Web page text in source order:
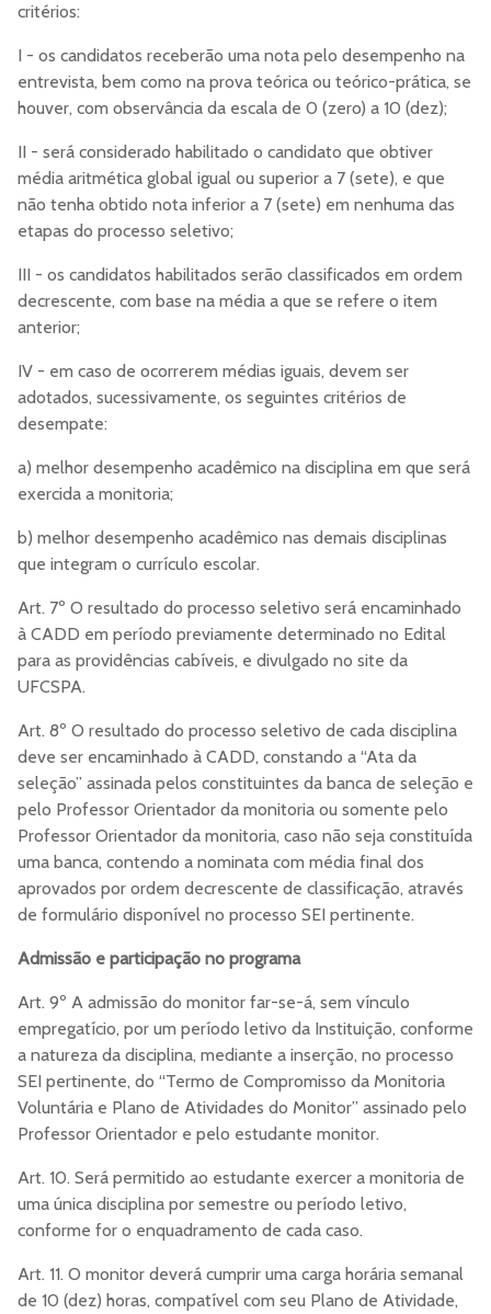
critérios:
I - os candidatos receberão uma nota pelo desempenho na
entrevista, bem como na prova teórica ou teórico-prática, se
houver, com observância da escala de 0 (zero) a 10 (dez);
II - será considerado habilitado o candidato que obtiver
média aritmética global igual ou superior a 7 (sete), e que
não tenha obtido nota inferior a 7 (sete) em nenhuma das
etapas do processo seletivo;
III - os candidatos habilitados serão classificados em ordem
decrescente, com base na média a que se refere o item
anterior;
IV - em caso de ocorrerem médias iguais, devem ser
adotados, sucessivamente, os seguintes critérios de
desempate:
a) melhor desempenho acadêmico na disciplina em que será
exercida a monitoria;
b) melhor desempenho acadêmico nas demais disciplinas
que integram o currículo escolar.
Art. 7º O resultado do processo seletivo será encaminhado
à CADD em período previamente determinado no Edital
para as providências cabíveis, e divulgado no site da
UFCSPA.
Art. 8º O resultado do processo seletivo de cada disciplina
deve ser encaminhado à CADD, constando a “Ata da
seleção” assinada pelos constituintes da banca de seleção e
pelo Professor Orientador da monitoria ou somente pelo
Professor Orientador da monitoria, caso não seja constituída
uma banca, contendo a nominata com média final dos
aprovados por ordem decrescente de classificação, através
de formulário disponível no processo SEI pertinente.
Admissão e participação no programa
Art. 9º A admissão do monitor far-se-á, sem vínculo
empregatício, por um período letivo da Instituição, conforme
a natureza da disciplina, mediante a inserção, no processo
SEI pertinente, do “Termo de Compromisso da Monitoria
Voluntária e Plano de Atividades do Monitor” assinado pelo
Professor Orientador e pelo estudante monitor.
Art. 10. Será permitido ao estudante exercer a monitoria de
uma única disciplina por semestre ou período letivo,
conforme for o enquadramento de cada caso.
Art. 11. O monitor deverá cumprir uma carga horária semanal
de 10 (dez) horas, compatível com seu Plano de Atividade,